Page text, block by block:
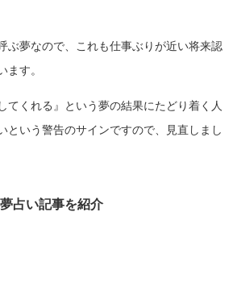
ぶ夢なので、これも仕事ぶりが近い将来認
ます。
てくれる』という夢の結果にたどり着く人
という警告のサインですので、見直しまし
占い記事を紹介